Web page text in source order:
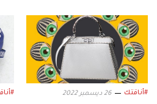
#أناقتك 26 ديسمبر 2022